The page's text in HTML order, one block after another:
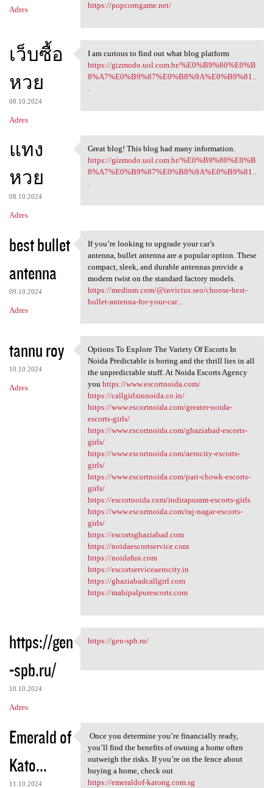
Adres
https://popcorngame.net/
เว็บซื้อ
หวย
08.10.2024
Adres
I am curious to find out what
I am curious to find out what blog platform
https://gizmodo.uol.com.br/%E0%B9%80%E0%B
8%A7%E0%B9%87%E0%B8%9A%E0%B9%81..
แทง
หวย
08.10.2024
Adres
Great blog! This blog had
Great blog! This blog had many information.
https://gizmodo.uol.com.br/%E0%B9%80%E0%B
8%A7%E0%B9%87%E0%B8%9A%E0%B9%81..
best bullet
antenna
09.10.2024
Adres
If you’re looking to upgrade
If you’re looking to upgrade your car’s
antenna, bullet antenna are a popular option. These
compact, sleek, and durable antennas provide a
modern twist on the standard factory models.
https://medium.com/@invictus.seo/choose-best-
bullet-antenna-for-your-car...
tannu roy
10.10.2024
Adres
Options To Explore The
Options To Explore The Variety Of Escorts In
Noida Predictable is boring and the thrill lies in all
the unpredictable stuff. At Noida Escorts Agency
you https://www.escortnoida.com/
https://callgirlsinnoida.co.in/
https://www.escortnoida.com/greater-noida-
escorts-girls/
https://www.escortnoida.com/ghaziabad-escorts-
girls/
https://www.escortnoida.com/aerocity-escorts-
girls/
https://www.escortnoida.com/pari-chowk-escorts-
girls/
https://escortnoida.com/indirapuram-escorts-girls
https://www.escortnoida.com/raj-nagar-escorts-
girls/
https://escortsghaziabad.com
https://noidaescortservice.com
https://noidafun.com
https://escortserviceaerocity.in
https://ghaziabadcallgirl.com
https://mahipalpurescorts.com
https://gen
-spb.ru/
10.10.2024
Adres
https://gen-spb.ru/
https://gen-spb.ru/
Emerald of
Kato...
11.10.2024
Once you determine you’re
Once you determine you’re financially ready,
you’ll find the benefits of owning a home often
outweigh the risks. If you’re on the fence about
buying a home, check out
https://emeraldof-katong.com.sg